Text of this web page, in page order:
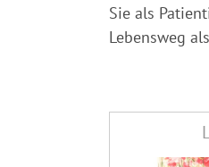
Sie als
Lebensweg